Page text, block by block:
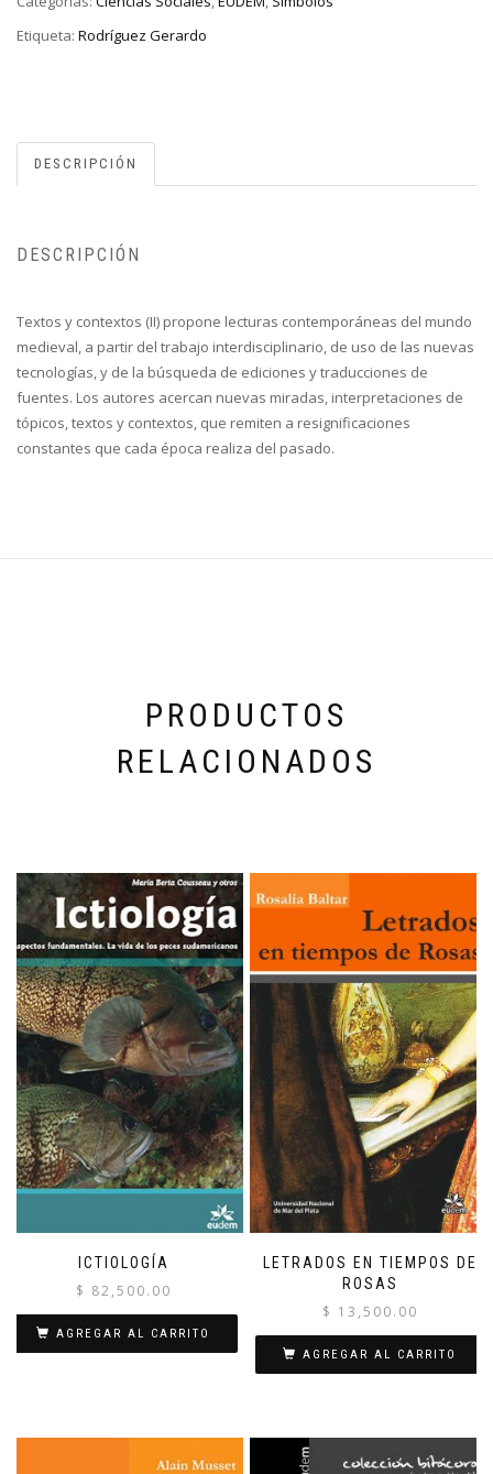
Etiqueta: Rodríguez Gerardo
DESCRIPCIÓN
DESCRIPCIÓN
Textos y contextos (II) propone lecturas contemporáneas del mundo
medieval, a partir del trabajo interdisciplinario, de uso de las nuevas
tecnologías, y de la búsqueda de ediciones y traducciones de
fuentes. Los autores acercan nuevas miradas, interpretaciones de
tópicos, textos y contextos, que remiten a resignificaciones
constantes que cada época realiza del pasado.
PRODUCTOS
RELACIONADOS
ICTIOLOGÍA
$ 82,500.00
AGREGAR AL CARRITO
LETRADOS EN TIEMPOS DE
ROSAS
$ 13,500.00
AGREGAR AL CARRITO